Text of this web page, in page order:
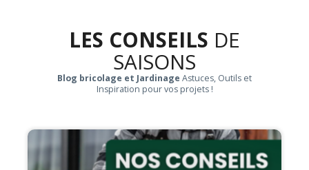
LES CONSEILS DE
SAISONS
Blog bricolage et Jardinage Astuces, Outils et
Inspiration pour vos projets !